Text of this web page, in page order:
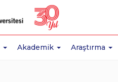
Akademik Araştırma